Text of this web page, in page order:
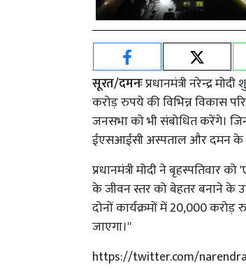
सूरत/दमनःप्रधानमंत्री नरेन्द्र
करोड़ रुपये की विभिन्न विकास
जनसभा को भी संबोधित करेंगे।
ईएसआईसी अस्पताल और दमन के
प्रधानमंत्री मोदी ने
के जीवन स्तर को बेहतर बनाने के
दोनों कार्यक्रमों में 20,000
जाएगा।''
https://twitter.com/